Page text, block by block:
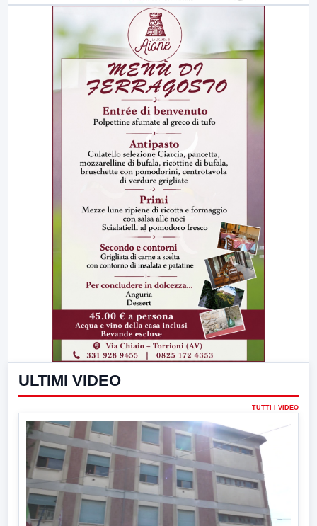
ULTIMI VIDEO
TUTTI I VIDEO